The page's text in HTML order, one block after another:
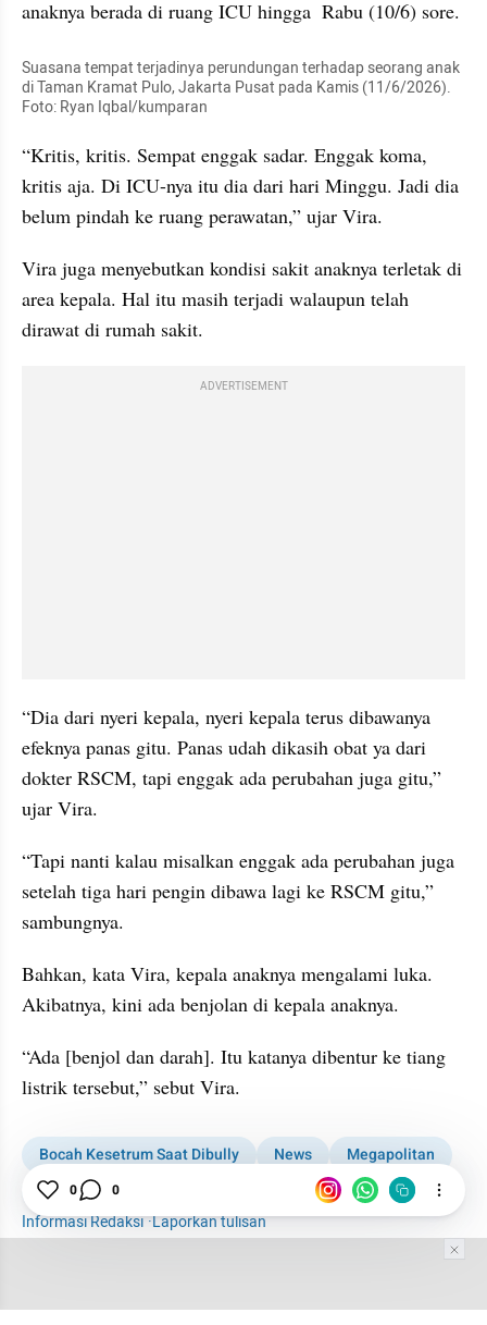
anaknya berada di ruang ICU hingga  Rabu (10/6) sore.
Suasana tempat terjadinya perundungan terhadap seorang anak
di Taman Kramat Pulo, Jakarta Pusat pada Kamis (11/6/2026).
Foto: Ryan Iqbal/kumparan
“Kritis, kritis. Sempat enggak sadar. Enggak koma,
kritis aja. Di ICU-nya itu dia dari hari Minggu. Jadi dia
belum pindah ke ruang perawatan,” ujar Vira.
Vira juga menyebutkan kondisi sakit anaknya terletak di
area kepala. Hal itu masih terjadi walaupun telah
dirawat di rumah sakit.
ADVERTISEMENT
“Dia dari nyeri kepala, nyeri kepala terus dibawanya
efeknya panas gitu. Panas udah dikasih obat ya dari
dokter RSCM, tapi enggak ada perubahan juga gitu,”
ujar Vira.
“Tapi nanti kalau misalkan enggak ada perubahan juga
setelah tiga hari pengin dibawa lagi ke RSCM gitu,”
sambungnya.
Bahkan, kata Vira, kepala anaknya mengalami luka.
Akibatnya, kini ada benjolan di kepala anaknya.
“Ada [benjol dan darah]. Itu katanya dibentur ke tiang
listrik tersebut,” sebut Vira.
Bocah Kesetrum Saat Dibully News
Megapolitan
Perundungan
Informasi Redaksi·Laporkan tulisan
0 0